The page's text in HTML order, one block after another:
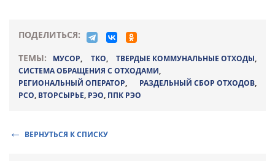
ПОДЕЛИТЬСЯ:
ТЕМЫ:
МУСОР, ТКО, ТВЕРДЫЕ КОММУНАЛЬНЫЕ ОТХОДЫ,
СИСТЕМА ОБРАЩЕНИЯ С ОТХОДАМИ,
РЕГИОНАЛЬНЫЙ ОПЕРАТОР, РАЗДЕЛЬНЫЙ СБОР ОТХОДОВ,
РСО, ВТОРСЫРЬЕ, РЭО, ППК РЭО
ВЕРНУТЬСЯ К СПИСКУ